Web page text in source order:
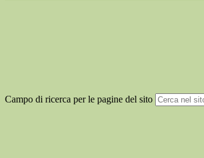
Campo di ricerca per le pagine del sito